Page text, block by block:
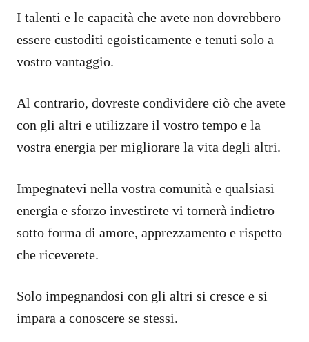
I talenti e le capacità che avete non dovrebbero
essere custoditi egoisticamente e tenuti solo a
vostro vantaggio.
Al contrario, dovreste condividere ciò che avete
con gli altri e utilizzare il vostro tempo e la
vostra energia per migliorare la vita degli altri.
Impegnatevi nella vostra comunità e qualsiasi
energia e sforzo investirete vi tornerà indietro
sotto forma di amore, apprezzamento e rispetto
che riceverete.
Solo impegnandosi con gli altri si cresce e si
impara a conoscere se stessi.